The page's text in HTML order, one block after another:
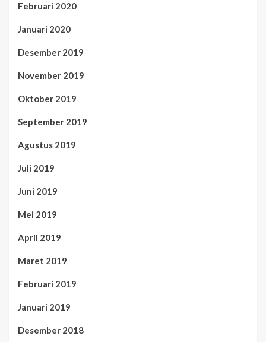
Februari 2020
Januari 2020
Desember 2019
November 2019
Oktober 2019
September 2019
Agustus 2019
Juli 2019
Juni 2019
Mei 2019
April 2019
Maret 2019
Februari 2019
Januari 2019
Desember 2018